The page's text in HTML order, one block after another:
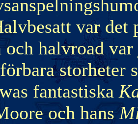
var
halvroad
storheter
fantastiska
och hans